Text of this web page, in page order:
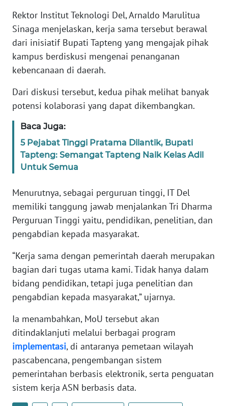
Rektor Institut Teknologi Del, Arnaldo Marulitua
Sinaga menjelaskan, kerja sama tersebut berawal
dari inisiatif Bupati Tapteng yang mengajak pihak
kampus berdiskusi mengenai penanganan
kebencanaan di daerah.
Dari diskusi tersebut, kedua pihak melihat banyak
potensi kolaborasi yang dapat dikembangkan.
Baca Juga:
5 Pejabat Tinggi Pratama Dilantik, Bupati
Tapteng: Semangat Tapteng Naik Kelas Adil
Untuk Semua
Menurutnya, sebagai perguruan tinggi, IT Del
memiliki tanggung jawab menjalankan Tri Dharma
Perguruan Tinggi yaitu, pendidikan, penelitian, dan
pengabdian kepada masyarakat.
“Kerja sama dengan pemerintah daerah merupakan
bagian dari tugas utama kami. Tidak hanya dalam
bidang pendidikan, tetapi juga penelitian dan
pengabdian kepada masyarakat,” ujarnya.
Ia menambahkan, MoU tersebut akan
ditindaklanjuti melalui berbagai program
implementasi, di antaranya pemetaan wilayah
pascabencana, pengembangan sistem
pemerintahan berbasis elektronik, serta penguatan
sistem kerja ASN berbasis data.
WN
SULTRA
WN
NTB
SULTENG
WN
WN
BABEL
WN
SUMBAR
WN
WN
BENGKULU
LAMPUNG
WN
JATENG
WN